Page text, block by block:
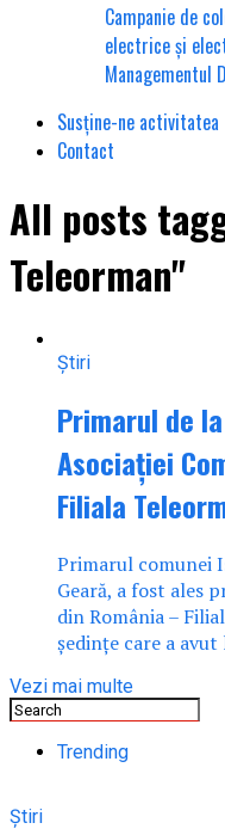
Campanie de
electrice și
Managementul
Susține-ne activitatea
Contact
All posts
Teleorman"
Știri
Primarul de
Asociației
Filiala
Primarul comunei
Geară, a fost ales
din România –
ședințe care a avut
Vezi mai multe
Trending
Știri